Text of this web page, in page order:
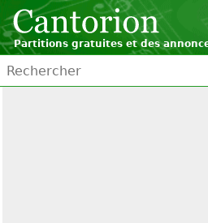
Partitions gratuites et des